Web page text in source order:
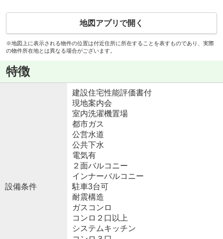
地図アプリで開く
※地図上に表示される物件の位置は付近住所に所在することを表すものであり、実際
の物件所在地とは異なる場合がございます。
特徴
設備条件
建設住宅性能評価書付
現地案内会
室内洗濯機置場
都市ガス
公営水道
公共下水
電気有
２面バルコニー
インナーバルコニー
駐車3台可
耐震構造
ガスコンロ
コンロ２口以上
システムキッチン